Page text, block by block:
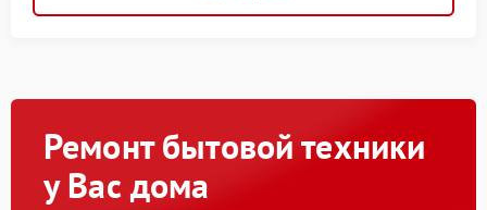
Ремонт бытовой техники
у Вас дома